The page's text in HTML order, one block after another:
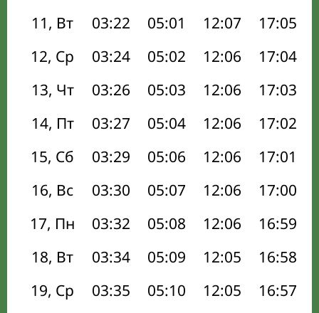
11, Вт
03:22 05:01 12:07 17:05
12, Ср
03:24 05:02 12:06 17:04
13, Чт
03:26 05:03 12:06 17:03
14, Пт
03:27 05:04 12:06 17:02
15, Сб
03:29 05:06 12:06 17:01
16, Вс
03:30 05:07 12:06 17:00
17, Пн
03:32 05:08 12:06 16:59
18, Вт
03:34 05:09 12:05 16:58
19, Ср
03:35 05:10 12:05 16:57